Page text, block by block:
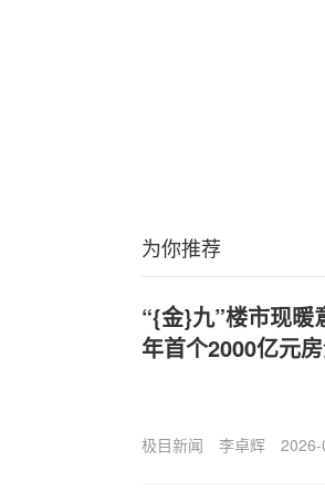
为你推荐
“{金}九”楼市现暖
年首个2000亿元
极目新闻 李卓辉